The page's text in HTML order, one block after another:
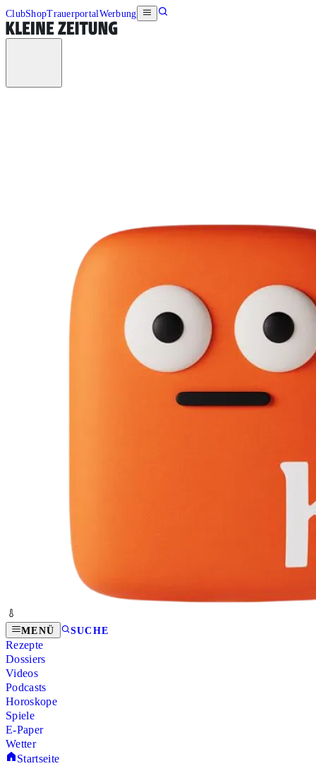
ClubShopTrauerportalWerbung
MENÜ SUCHE
Rezepte
Dossiers
Videos
Podcasts
Horoskope
Spiele
E-Paper
Wetter
Startseite